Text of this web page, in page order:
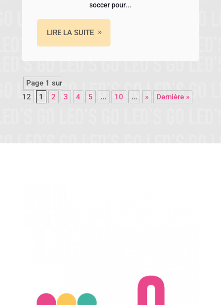
soccer pour...
LIRE LA SUITE
Page 1 sur
12
1 2 3 4 5 ... 10 ... » Dernière »